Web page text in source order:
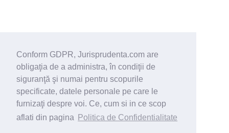
Conform GDPR, Jurisprudenta.com are
obligaţia de a administra, în condiţii de
siguranţă şi numai pentru scopurile
specificate, datele personale pe care le
furnizaţi despre voi. Ce, cum si in ce scop
aflati din pagina
Politica de Confidentialitate